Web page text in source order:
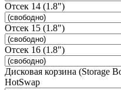
Отсек 14 (1.8")
Отсек 15 (1.8")
Отсек 16 (1.8")
Дисковая корзина (Storage
HotSwap